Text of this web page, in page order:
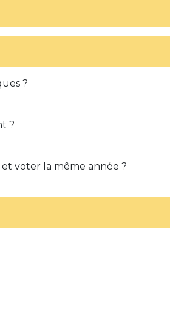
?
?
voter la même année ?